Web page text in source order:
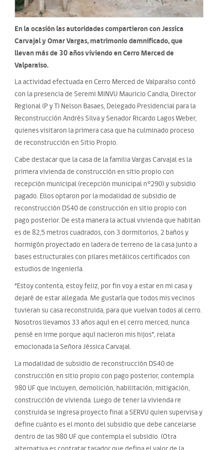
En la ocasión las autoridades compartieron con Jessica
Carvajal y Omar Vargas, matrimonio damnificado, que
llevan más de 30 años viviendo en Cerro Merced de
Valparaíso.
La actividad efectuada en Cerro Merced de Valparaíso contó
con la presencia de Seremi MINVU Mauricio Candia, Director
Regional (P y T) Nelson Basaes, Delegado Presidencial para la
Reconstrucción Andrés Silva y Senador Ricardo Lagos Weber,
quienes visitaron la primera casa que ha culminado proceso
de reconstrucción en Sitio Propio.
Cabe destacar que la casa de la familia Vargas Carvajal es la
primera vivienda de construcción en sitio propio con
recepción municipal (recepción municipal n°290) y subsidio
pagado. Ellos optaron por la modalidad de subsidio de
reconstrucción DS40 de construcción en sitio propio con
pago posterior. De esta manera la actual vivienda que habitan
es de 82,5 metros cuadrados, con 3 dormitorios, 2 baños y
hormigón proyectado en ladera de terreno de la casa junto a
bases estructurales con pilares metálicos certificados con
estudios de ingeniería.
“Estoy contenta, estoy feliz, por fin voy a estar en mi casa y
dejaré de estar allegada. Me gustaría que todos mis vecinos
tuvieran su casa reconstruida, para que vuelvan todos al cerro.
Nosotros llevamos 33 años aquí en el cerro merced, nunca
pensé en irme porque aquí nacieron mis hijos”, relata
emocionada la Señora Jéssica Carvajal.
La modalidad de subsidio de reconstrucción DS40 de
construcción en sitio propio con pago posterior, contempla
980 UF que incluyen, demolición, habilitación, mitigación,
construcción de vivienda. Luego de tener la vivienda re
construida se ingresa proyecto final a SERVU quien supervisa y
define cuánto es el monto del subsidio que debe cancelarse
dentro de las 980 UF que contempla el subsidio. (Otra